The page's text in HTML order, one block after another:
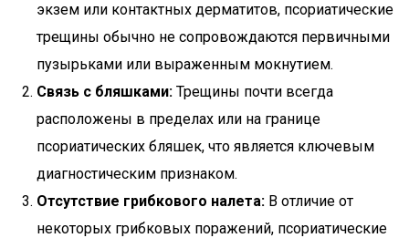
экзем или контактных дерматитов, псориатические
трещины обычно не сопровождаются первичными
пузырьками или выраженным мокнутием.
Связь с бляшками: Трещины почти всегда
расположены в пределах или на границе
псориатических бляшек, что является ключевым
диагностическим признаком.
Отсутствие грибкового налета: В отличие от
некоторых грибковых поражений, псориатические